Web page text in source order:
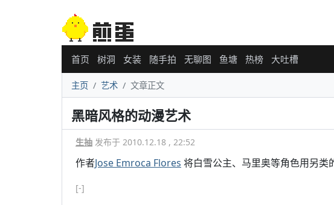
首页 树洞 女装 随手拍 无聊图 鱼塘 热榜 大吐槽
主页 艺术 文章正文
黑暗风格的动漫艺术
生抽 发布于 2010.12.18 , 22:52
作者Jose Emroca Flores 将白雪公主、马里奥等角色用另类
[-]